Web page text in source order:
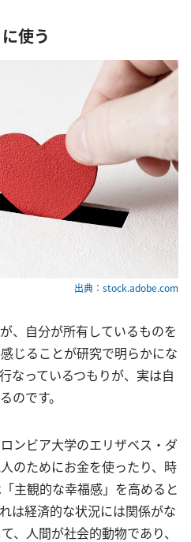
使う
出典：stock.adobe.com
、自分が所有しているものを
じることが研究で明らかにな
なっているつもりが、実は自
のです。
ンビア大学のエリザベス・ダ
のためにお金を使ったり、時
主観的な幸福感」を高めると
は経済的な状況には関係がな
、人間が社会的動物であり、